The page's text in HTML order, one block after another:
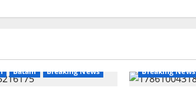
Batam Breaking News Breaking News